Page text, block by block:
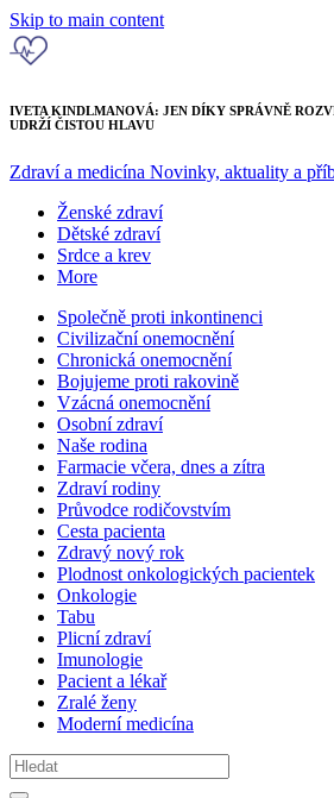
Skip to main content
IVETA KINDLMANOVÁ: JEN DÍKY SPRÁVNĚ
UDRŽÍ ČISTOU HLAVU
Zdraví a medicína Novinky, aktuality a
Ženské zdraví
Dětské zdraví
Srdce a krev
More
Společně proti inkontinenci
Civilizační onemocnění
Chronická onemocnění
Bojujeme proti rakovině
Vzácná onemocnění
Osobní zdraví
Naše rodina
Farmacie včera, dnes a zítra
Zdraví rodiny
Průvodce rodičovstvím
Cesta pacienta
Zdravý nový rok
Plodnost onkologických pacientek
Onkologie
Tabu
Plicní zdraví
Imunologie
Pacient a lékař
Zralé ženy
Moderní medicína